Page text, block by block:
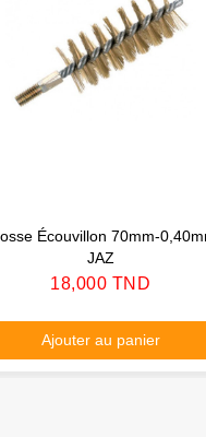
Écouvillon 70mm-
JAZ
Prix
18,000 TND
Ajouter au panier